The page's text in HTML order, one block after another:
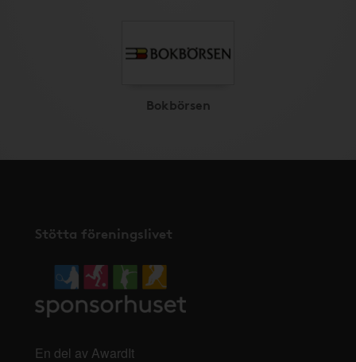
Bokbörsen
Stötta föreningslivet
En del av AwardIt